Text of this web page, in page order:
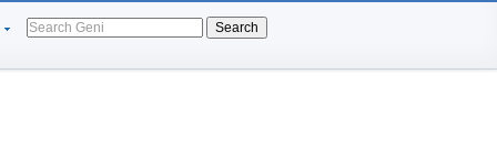
Search